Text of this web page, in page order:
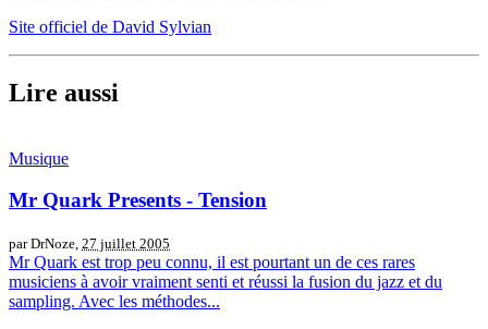
Site officiel de David Sylvian
Lire aussi
Musique
Mr Quark Presents - Tension
par DrNoze, 27 juillet 2005
Mr Quark est trop peu connu, il est pourtant un de ces rares
musiciens à avoir vraiment senti et réussi la fusion du jazz et du
sampling. Avec les méthodes...